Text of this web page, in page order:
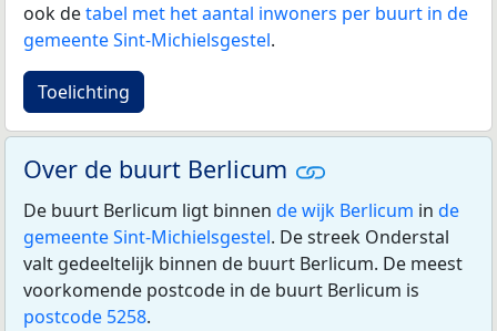
ook detabel met het aantal inwoners per buurt in de
gemeente Sint-Michielsgestel.
Toelichting
Over de buurt Berlicum
De buurt Berlicum ligt binnen de wijk Berlicum in de
gemeente Sint-Michielsgestel. De streek Onderstal
valt gedeeltelijk binnen de buurt Berlicum. De meest
voorkomende postcode in de buurt Berlicum is
postcode 5258.